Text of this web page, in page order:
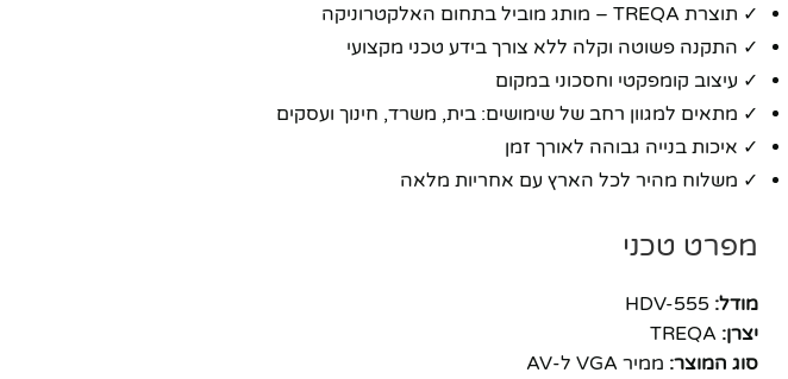
✓ תוצרת TREQA – מותג מוביל בתחום האלקטרוניקה
✓ התקנה פשוטה וקלה ללא צורך בידע טכני מקצועי
✓ עיצוב קומפקטי וחסכוני במקום
✓ מתאים למגוון רחב של שימושים: בית, משרד, חינוך ועסקים
✓ איכות בנייה גבוהה לאורך זמן
✓ משלוח מהיר לכל הארץ עם אחריות מלאה
מפרט טכני
מודל:
יצרן:
סוג המוצר: ממיר VGA ל-AV